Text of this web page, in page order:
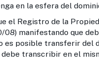
en la esfera del
de la Propiedad
08) manifestando que
es posible transferir del
debe transcribir en el